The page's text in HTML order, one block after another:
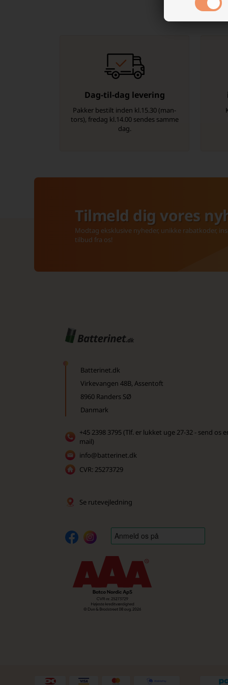
Dag-til-dag levering
Pakker bestilt inden kl.15.30 (man-
tors), fredag kl.14.00 sendes samme
dag.
Tilmeld dig vores
Modtag eksklusive nyheder, unikke rabatkoder,
tilbud fra os!
Batterinet.dk
Virkevangen 48B, Assentoft
8960 Randers SØ
Danmark
+45 2398 3795 (Tlf. er lukket uge 27-32 - send os
mail)
info@batterinet.dk
CVR: 25273729
Se rutevejledning